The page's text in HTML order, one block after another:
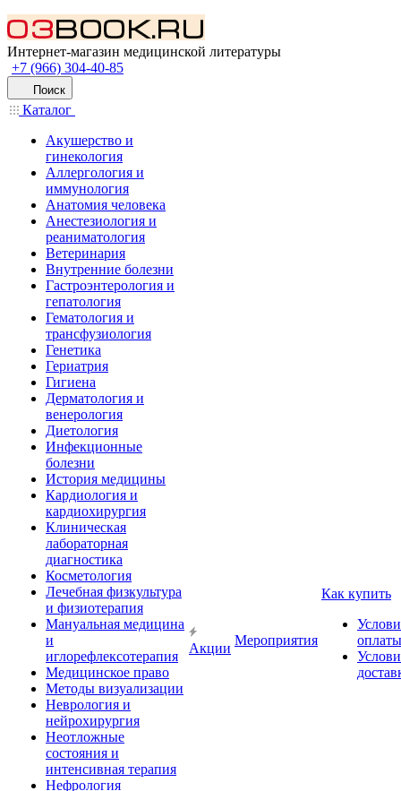
Интернет-магазин медицинской литературы
+7 (966) 304-40-85
Поиск
Каталог
Акушерство и
гинекология
Аллергология и
иммунология
Анатомия человека
Анестезиология и
реаниматология
Ветеринария
Внутренние болезни
Гастроэнтерология и
гепатология
Гематология и
трансфузиология
Генетика
Гериатрия
Гигиена
Дерматология и
венерология
Диетология
Инфекционные
болезни
История медицины
Кардиология и
кардиохирургия
Клиническая
лабораторная
диагностика
Косметология
Лечебная физкультура
и физиотерапия
Мануальная медицина
и
иглорефлексотерапия
Медицинское право
Методы визуализации
Неврология и
нейрохирургия
Неотложные
состояния и
интенсивная терапия
Нефрология
Акции
Мероприятия
Как купить
оплаты